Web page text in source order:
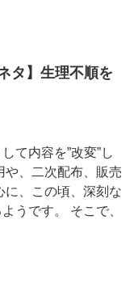
タ】生理不順を
て内容を”改変”し
や、二次配布、販売
に、この頃、深刻な
うです。 そこで、